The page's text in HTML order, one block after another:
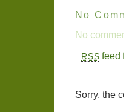
No
No
RSS feed
Sorry, the